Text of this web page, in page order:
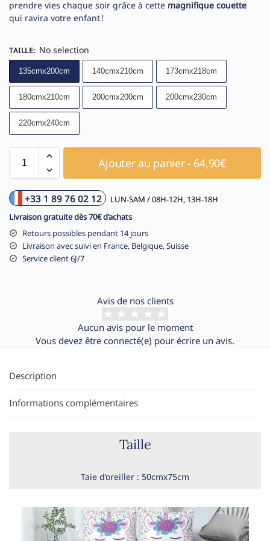
prendre vies chaque soir grâce à cette magnifique couette
qui ravira votre enfant !
TAILLE: No selection
135cmx200cm 140cmx210cm 173cmx218cm
180cmx210cm 200cmx200cm 200cmx230cm
220cmx240cm
Ajouter au panier - 64,90€
+33 1 89 76 02 12
LUN-SAM / 08H-12H, 13H-18H
Livraison gratuite dès 70€ d’achats
Retours possibles pendant 14 jours
Livraison avec suivi en France, Belgique, Suisse
Service client 6J/7
Avis de nos clients
Aucun avis pour le moment
Vous devez être connecté(e) pour écrire un avis.
Description
Informations complémentaires
Taille
Taie d’oreiller : 50cmx75cm